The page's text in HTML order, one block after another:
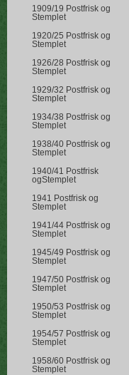
1909/19 Postfrisk og
Stemplet
1920/25 Postfrisk og
Stemplet
1926/28 Postfrisk og
Stemplet
1929/32 Postfrisk og
Stemplet
1934/38 Postfrisk og
Stemplet
1938/40 Postfrisk og
Stemplet
1940/41 Postfrisk
ogStemplet
1941 Postfrisk og
Stemplet
1941/44 Postfrisk og
Stemplet
1945/49 Postfrisk og
Stemplet
1947/50 Postfrisk og
Stemplet
1950/53 Postfrisk og
Stemplet
1954/57 Postfrisk og
Stemplet
1958/60 Postfrisk og
Stemplet